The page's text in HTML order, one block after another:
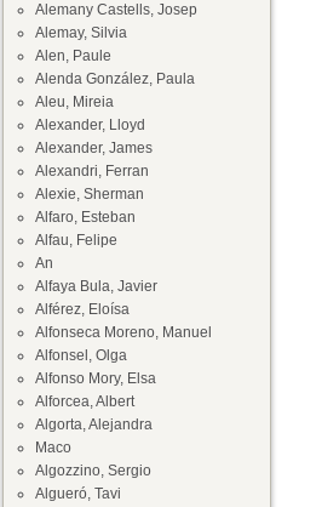
Alemany Castells, Josep
Alemay, Silvia
Alen, Paule
Alenda González, Paula
Aleu, Mireia
Alexander, Lloyd
Alexander, James
Alexandri, Ferran
Alexie, Sherman
Alfaro, Esteban
Alfau, Felipe
An
Alfaya Bula, Javier
Alférez, Eloísa
Alfonseca Moreno, Manuel
Alfonsel, Olga
Alfonso Mory, Elsa
Alforcea, Albert
Algorta, Alejandra
Maco
Algozzino, Sergio
Algueró, Tavi